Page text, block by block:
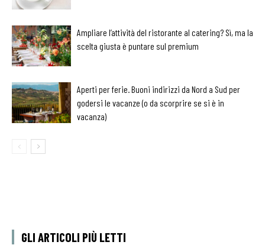
Ampliare l’attività del ristorante al catering? Sì, ma la
scelta giusta è puntare sul premium
Aperti per ferie. Buoni indirizzi da Nord a Sud per
godersi le vacanze (o da scorprire se si è in
vacanza)
GLI ARTICOLI PIÙ LETTI